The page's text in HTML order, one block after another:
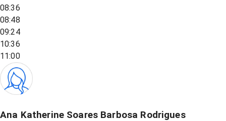
08:36
08:48
09:24
10:36
11:00
Ana Katherine Soares Barbosa Rodrigues